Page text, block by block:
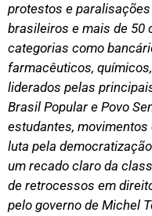
protestos e
brasileiros e mais de 50
categorias como
farmacêuticos,
liderados pelas
Brasil Popular e Povo
estudantes, movimentos
luta pela
um recado claro da
de retrocessos em
pelo governo de Michel